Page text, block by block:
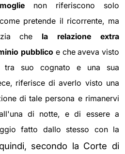
non riferiscono solo
pretende il ricorrente, ma
che la relazione extra
pubblico e che aveva visto
tra suo cognato e una sua
riferisce di averlo visto una
di tale persona e rimanervi
di notte, e di essere a
fatto dallo stesso con la
secondo la Corte di